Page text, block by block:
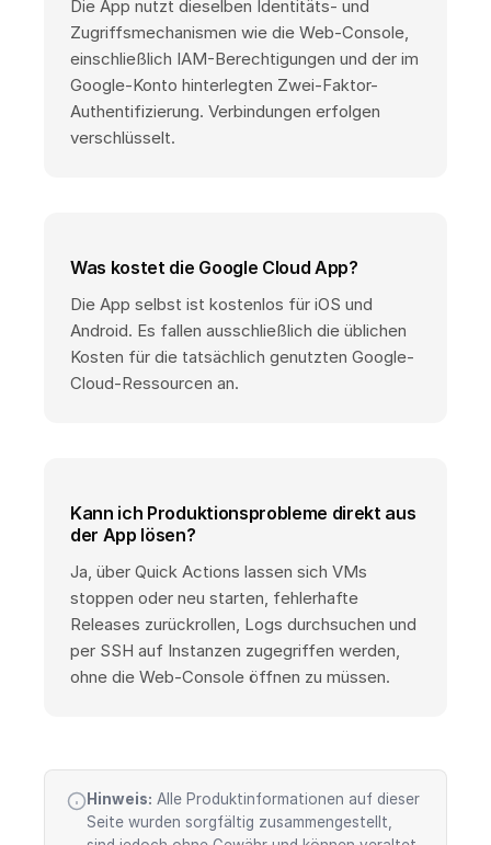
Die App nutzt dieselben Identitäts- und
Zugriffsmechanismen wie die Web-Console,
einschließlich IAM-Berechtigungen und der im
Google-Konto hinterlegten Zwei-Faktor-
Authentifizierung. Verbindungen erfolgen
verschlüsselt.
Was kostet die Google Cloud App?
Die App selbst ist kostenlos für iOS und
Android. Es fallen ausschließlich die üblichen
Kosten für die tatsächlich genutzten Google-
Cloud-Ressourcen an.
Kann ich Produktionsprobleme direkt aus
der App lösen?
Ja, über Quick Actions lassen sich VMs
stoppen oder neu starten, fehlerhafte
Releases zurückrollen, Logs durchsuchen und
per SSH auf Instanzen zugegriffen werden,
ohne die Web-Console öffnen zu müssen.
Hinweis: Alle Produktinformationen auf dieser
Seite wurden sorgfältig zusammengestellt,